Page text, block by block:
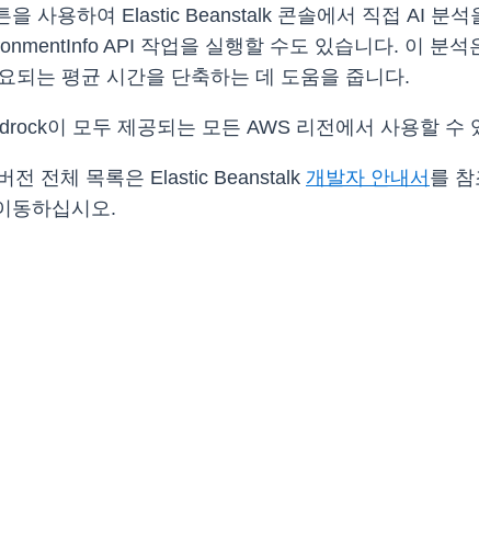
사용하여 Elastic Beanstalk 콘솔에서 직접 AI 분
API 작업을 실행할 수도 있습니다. 이 분
되는 평균 시간을 단축하는 데 도움을 줍니다.
이 모두 제공되는 모든 AWS 리전에서 사용할 수
전 전체 목록은 Elastic Beanstalk 개발자 안내서 를 참
동하십시오.